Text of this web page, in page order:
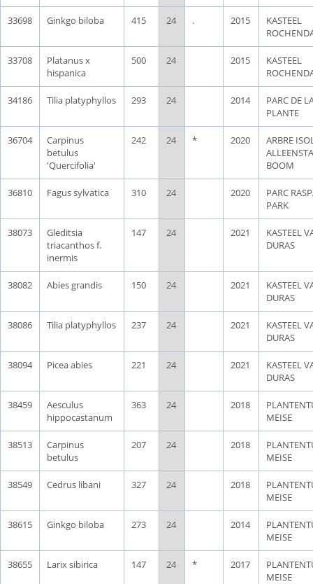
33698 Ginkgo biloba 415 24 . 2015
KASTEEL
33708
Platanus x
hispanica
500 24 2015
KASTEEL
34186 Tilia platyphyllos 293 24 2014
PARC DE
PLANTE
36704
Carpinus
betulus
'Quercifolia'
242 24 * 2020
ARBRE
BOOM
36810 Fagus sylvatica 310 24 2020
PARC
PARK
38073
Gleditsia
triacanthos f.
inermis
147 24 2021
KASTEEL
DURAS
38082 Abies grandis 150 24 2021
KASTEEL
DURAS
38086 Tilia platyphyllos 237 24 2021
KASTEEL
DURAS
38094 Picea abies 221 24 2021
KASTEEL
DURAS
38459
Aesculus
hippocastanum
363 24 2018
MEISE
38513
Carpinus
betulus
207 24 2018
MEISE
38549 Cedrus libani 327 24 2018
MEISE
38615 Ginkgo biloba 273 24 2014
MEISE
38655 Larix sibirica 147 24 * 2017
MEISE